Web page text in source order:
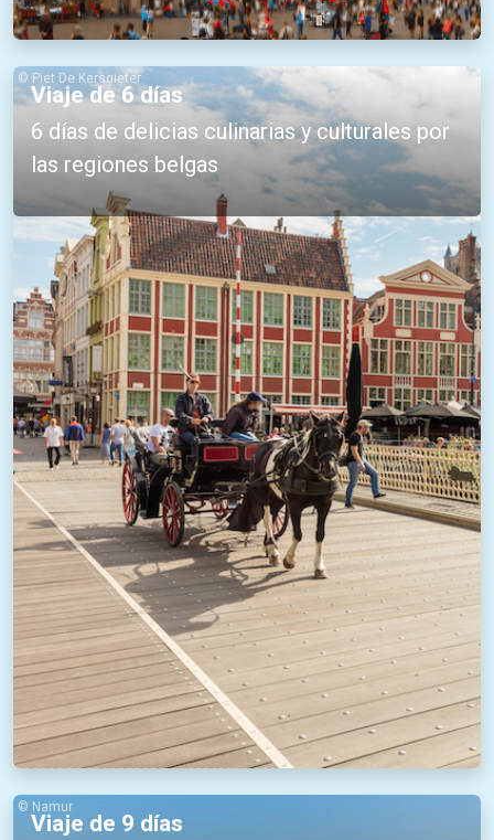
Viaje de 6 días
6 días de delicias culinarias y culturales por
las regiones belgas
© Piet De Kersgieter
Viaje de 9 días
© Namur